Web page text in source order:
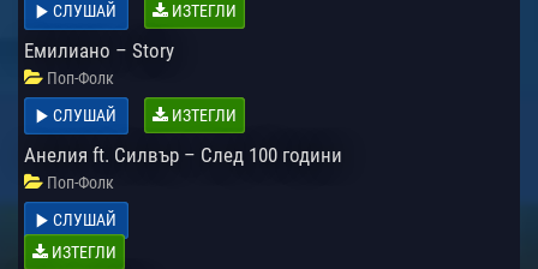
СЛУШАЙ
ИЗТЕГЛИ
Емилиано – Story
Поп-Фолк
СЛУШАЙ
ИЗТЕГЛИ
Анелия ft. Силвър – След 100 години
Поп-Фолк
СЛУШАЙ
ИЗТЕГЛИ